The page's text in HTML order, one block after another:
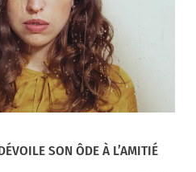
SON ÔDE À L’AMITIÉ